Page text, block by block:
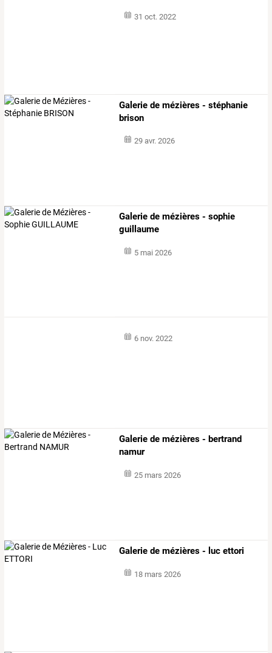
31 oct. 2022
Galerie de mézières - stéphanie
brison
29 avr. 2026
Galerie de mézières - sophie
guillaume
5 mai 2026
6 nov. 2022
Galerie de mézières - bertrand
namur
25 mars 2026
Galerie de mézières - luc ettori
18 mars 2026